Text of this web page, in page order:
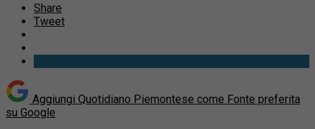
Share
Tweet
Aggiungi Quotidiano Piemontese come Fonte preferita
su Google